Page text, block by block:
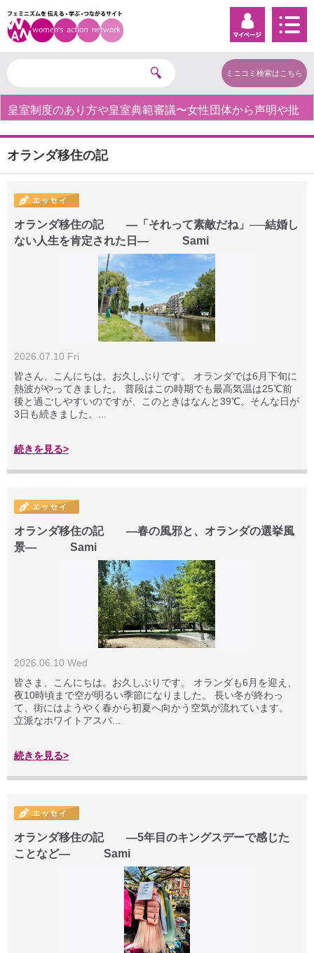
ミニコミ検索はこちら
皇室制度のあり方や皇室典範審議〜女性団体から声明や批
オランダ移住の記
オランダ移住の記 ―「それって素敵だね」──結婚し
ない人生を肯定された日― Sami
2026.07.10 Fri
皆さん、こんにちは。お久しぶりです。 オランダでは6月下旬に
熱波がやってきました。 普段はこの時期でも最高気温は25℃前
後と過ごしやすいのですが、このときはなんと39℃。そんな日が
3日も続きました。...
続きを見る>
オランダ移住の記 ―春の風邪と、オランダの選挙風
景― Sami
2026.06.10 Wed
皆さま、こんにちは。お久しぶりです。 オランダも6月を迎え、
夜10時頃まで空が明るい季節になりました。 長い冬が終わっ
て、街にはようやく春から初夏へ向かう空気が流れています。
立派なホワイトアスパ...
続きを見る>
オランダ移住の記 ―5年目のキングスデーで感じた
ことなど― Sami